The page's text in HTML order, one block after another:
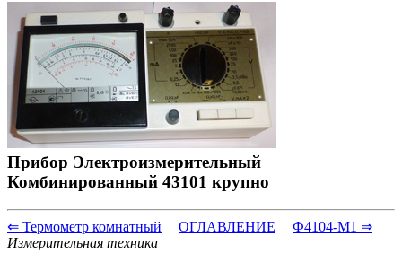
Прибор Электроизмерительный
Комбинированный 43101 крупно
⇐ Термометр комнатный | ОГЛАВЛЕНИЕ | Ф4104-М1 ⇒
Измерительная техника